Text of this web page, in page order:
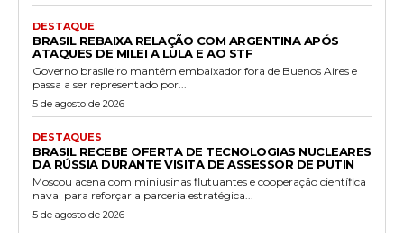
DESTAQUE
BRASIL REBAIXA RELAÇÃO COM ARGENTINA APÓS
ATAQUES DE MILEI A LULA E AO STF
Governo brasileiro mantém embaixador fora de Buenos Aires e
passa a ser representado por...
5 de agosto de 2026
DESTAQUES
BRASIL RECEBE OFERTA DE TECNOLOGIAS NUCLEARES
DA RÚSSIA DURANTE VISITA DE ASSESSOR DE PUTIN
Moscou acena com miniusinas flutuantes e cooperação científica
naval para reforçar a parceria estratégica...
5 de agosto de 2026